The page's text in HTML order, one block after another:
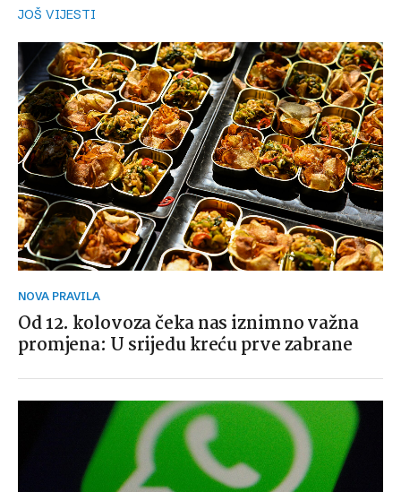
JOŠ VIJESTI
NOVA PRAVILA
Od 12. kolovoza čeka nas iznimno važna
promjena: U srijedu kreću prve zabrane